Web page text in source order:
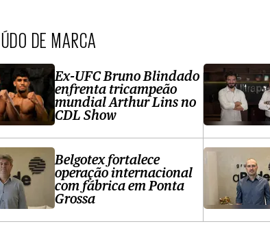
DE MARCA
Ex-UFC Bruno Blindado
enfrenta tricampeão
mundial Arthur Lins no
CDL Show
Belgotex fortalece
operação internacional
com fábrica em Ponta
Grossa